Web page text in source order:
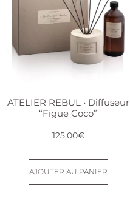
ATELIER REBUL • Diffuseur
“Figue Coco”
125,00€
AJOUTER AU PANIER